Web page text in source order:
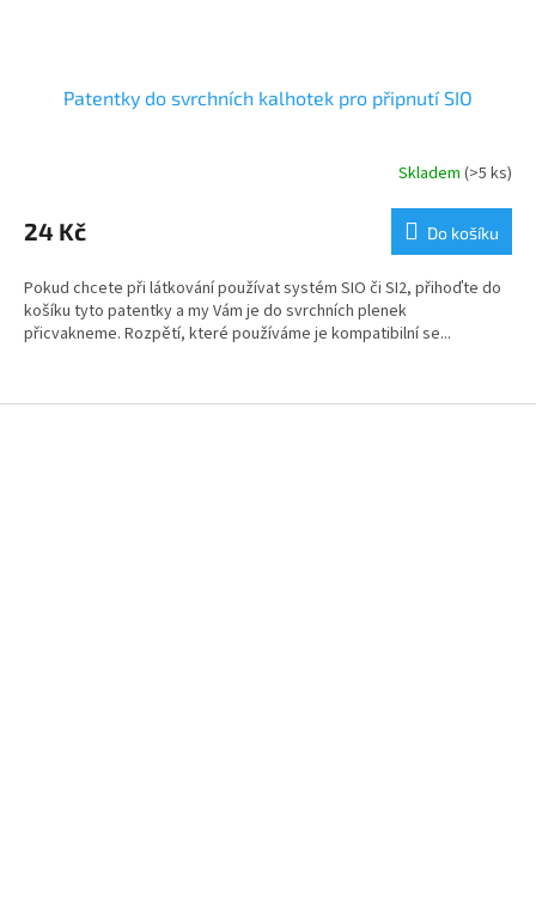
Patentky do svrchních kalhotek pro připnutí SIO
Skladem (>5 ks)
24 Kč Do košíku
Pokud chcete při látkování používat systém SIO či SI2, přihoďte do
košíku tyto patentky a my Vám je do svrchních plenek
přicvakneme. Rozpětí, které používáme je kompatibilní se...